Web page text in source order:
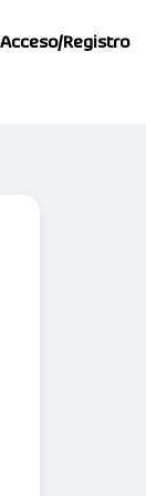
Acceso/Registro